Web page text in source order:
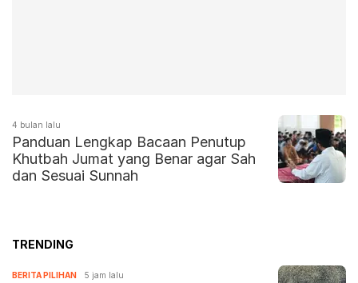
4 bulan lalu
Panduan Lengkap Bacaan Penutup
Khutbah Jumat yang Benar agar Sah
dan Sesuai Sunnah
TRENDING
BERITA PILIHAN 5 jam lalu